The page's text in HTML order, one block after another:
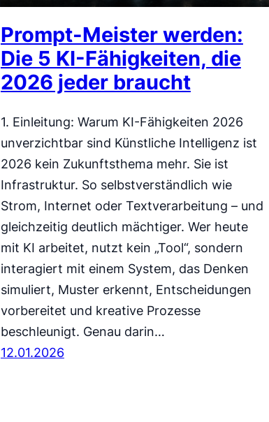
Prompt-Meister werden:
Die 5 KI-Fähigkeiten, die
2026 jeder braucht
1. Einleitung: Warum KI-Fähigkeiten 2026
unverzichtbar sind Künstliche Intelligenz ist
2026 kein Zukunftsthema mehr. Sie ist
Infrastruktur. So selbstverständlich wie
Strom, Internet oder Textverarbeitung – und
gleichzeitig deutlich mächtiger. Wer heute
mit KI arbeitet, nutzt kein „Tool“, sondern
interagiert mit einem System, das Denken
simuliert, Muster erkennt, Entscheidungen
vorbereitet und kreative Prozesse
beschleunigt. Genau darin…
12.01.2026